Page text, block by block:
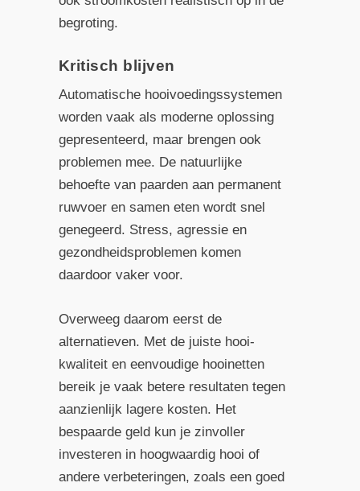
begroting.
Kritisch blijven
Automatische hooi­voedingssystemen
worden vaak als moderne oplossing
gepresenteerd, maar brengen ook
problemen mee. De natuurlijke
behoefte van paarden aan permanent
ruwvoer en samen eten wordt snel
genegeerd. Stress, agressie en
gezondheidsproblemen komen
daardoor vaker voor.
Overweeg daarom eerst de
alternatieven. Met de juiste hooi­
kwaliteit en eenvoudige hooinetten
bereik je vaak betere resultaten tegen
aanzienlijk lagere kosten. Het
bespaarde geld kun je zinvoller
investeren in hoogwaardig hooi of
andere verbeteringen, zoals een goed